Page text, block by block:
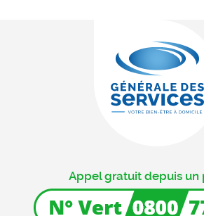
Appel gratuit depuis un